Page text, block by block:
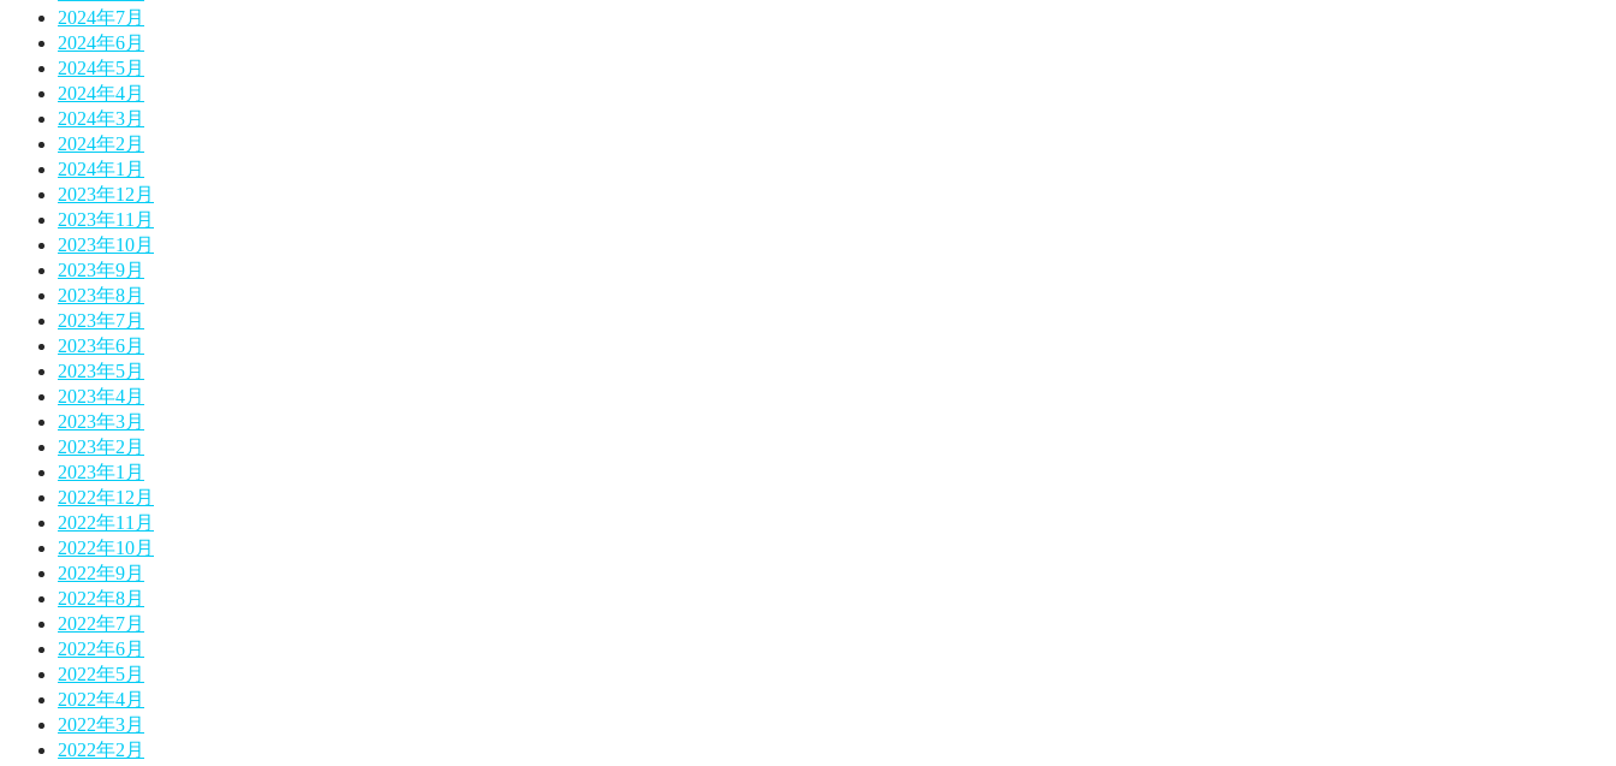
2024年7月
2024年6月
2024年5月
2024年4月
2024年3月
2024年2月
2024年1月
2023年12月
2023年11月
2023年10月
2023年9月
2023年8月
2023年7月
2023年6月
2023年5月
2023年4月
2023年3月
2023年2月
2023年1月
2022年12月
2022年11月
2022年10月
2022年9月
2022年8月
2022年7月
2022年6月
2022年5月
2022年4月
2022年3月
2022年2月